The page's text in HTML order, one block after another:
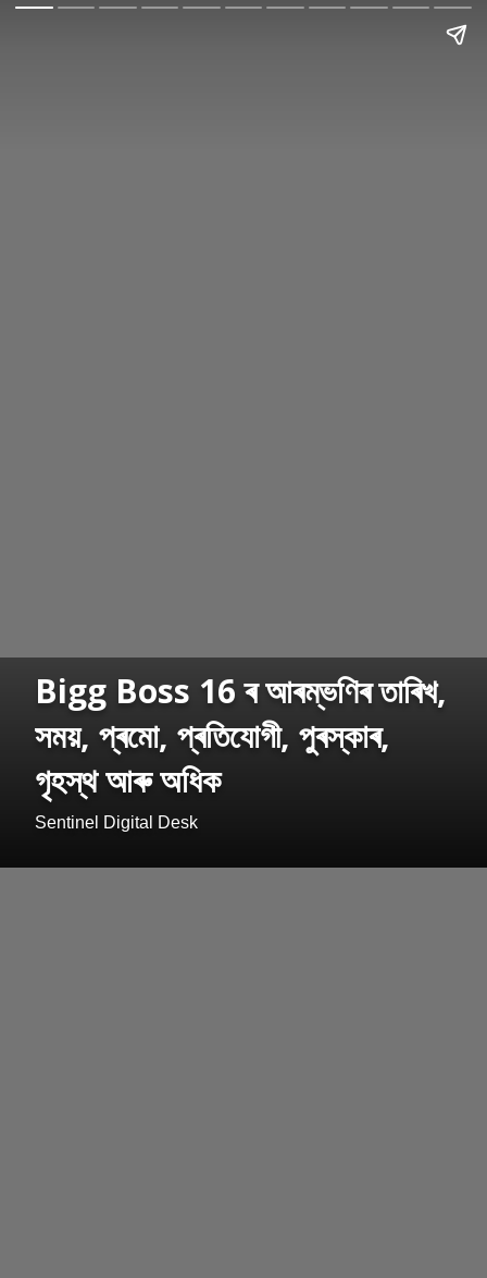
Bigg Boss 16 ৰ আৰম্ভণিৰ তাৰিখ,
সময়, প্ৰমো, প্ৰতিযোগী, পুৰস্কাৰ,
গৃহস্থ আৰু অধিক
Sentinel Digital Desk